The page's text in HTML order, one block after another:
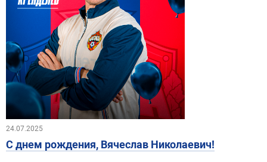
24.07.2025
С днем рождения, Вячеслав Николаевич!